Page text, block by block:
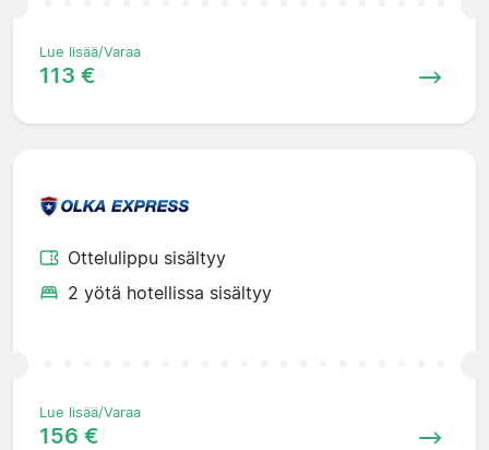
Lue lisää/Varaa
113 €
Ottelulippu sisältyy
2 yötä hotellissa sisältyy
Lue lisää/Varaa
156 €